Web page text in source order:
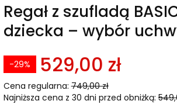
Regał z szufladą
dziecka – wybór
529,00 zł
Cena regularna: 749,00 zł
-29%
Najniższa cena z 30 dni przed obniżką: